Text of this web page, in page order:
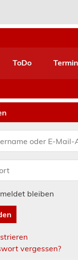
ToDo
bleiben
vergessen?